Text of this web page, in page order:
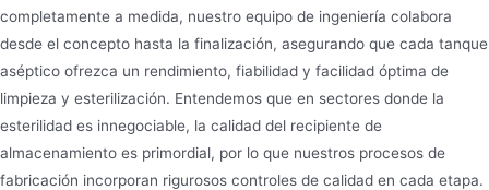
completamente a medida, nuestro equipo de ingeniería colabora
desde el concepto hasta la finalización, asegurando que cada tanque
aséptico ofrezca un rendimiento, fiabilidad y facilidad óptima de
limpieza y esterilización. Entendemos que en sectores donde la
esterilidad es innegociable, la calidad del recipiente de
almacenamiento es primordial, por lo que nuestros procesos de
fabricación incorporan rigurosos controles de calidad en cada etapa.